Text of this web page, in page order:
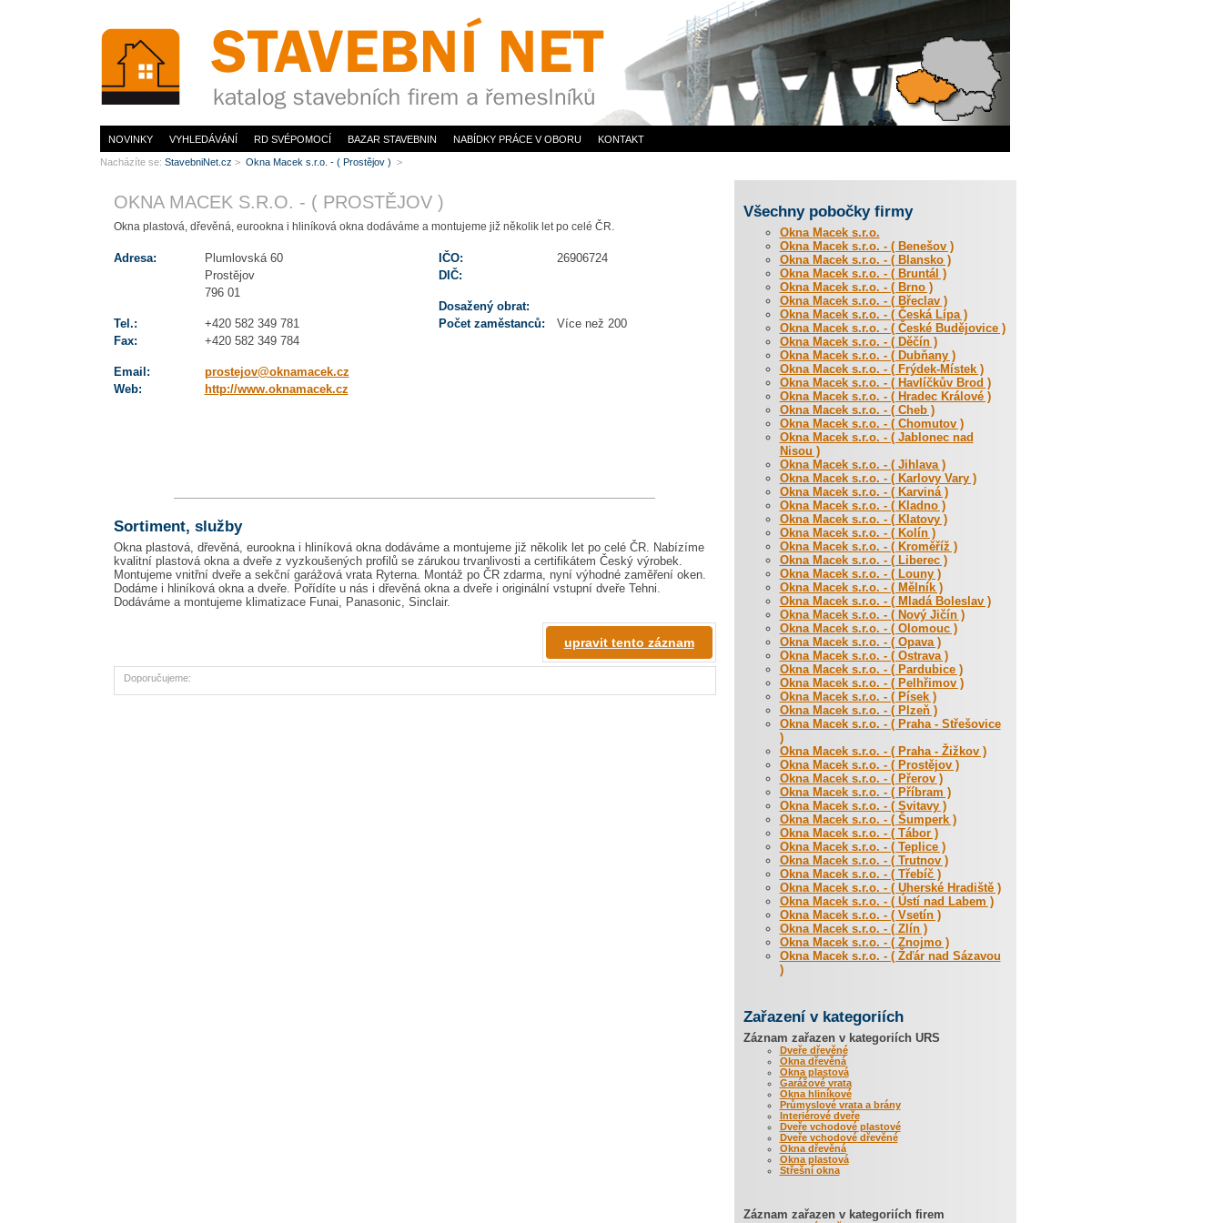
OKNA MACEK S.R.O. - ( PROSTĚJOV )
Okna plastová, dřevěná, eurookna i hliníková okna dodáváme a montujeme již několik let po celé ČR.
Adresa:
Plumlovská 60
Prostějov
796 01
Tel.:
+420 582 349 781
Fax:
+420 582 349 784
Email:
prostejov@oknamacek.cz
Web:
http://www.oknamacek.cz
IČO:
26906724
DIČ:
Dosažený obrat:
Počet zaměstanců:
Více než 200
Sortiment, služby
Okna plastová, dřevěná, eurookna i hliníková okna dodáváme a montujeme již několik let po celé ČR. Nabízíme
kvalitní plastová okna a dveře z vyzkoušených profilů se zárukou trvanlivosti a certifikátem Český výrobek.
Montujeme vnitřní dveře a sekční garážová vrata Ryterna. Montáž po ČR zdarma, nyní výhodné zaměření oken.
Dodáme i hliníková okna a dveře. Pořídíte u nás i dřevěná okna a dveře i originální vstupní dveře Tehni.
Dodáváme a montujeme klimatizace Funai, Panasonic, Sinclair.
upravit tento záznam
Doporučujeme:
Všechny pobočky firmy
Okna Macek s.r.o.
Okna Macek s.r.o. - ( Benešov )
Okna Macek s.r.o. - ( Blansko )
Okna Macek s.r.o. - ( Bruntál )
Okna Macek s.r.o. - ( Brno )
Okna Macek s.r.o. - ( Břeclav )
Okna Macek s.r.o. - ( Česká Lípa )
Okna Macek s.r.o. - ( České Budějovice )
Okna Macek s.r.o. - ( Děčín )
Okna Macek s.r.o. - ( Dubňany )
Okna Macek s.r.o. - ( Frýdek-Místek )
Okna Macek s.r.o. - ( Havlíčkův Brod )
Okna Macek s.r.o. - ( Hradec Králové )
Okna Macek s.r.o. - ( Cheb )
Okna Macek s.r.o. - ( Chomutov )
Okna Macek s.r.o. - ( Jablonec nad
Nisou )
Okna Macek s.r.o. - ( Jihlava )
Okna Macek s.r.o. - ( Karlovy Vary )
Okna Macek s.r.o. - ( Karviná )
Okna Macek s.r.o. - ( Kladno )
Okna Macek s.r.o. - ( Klatovy )
Okna Macek s.r.o. - ( Kolín )
Okna Macek s.r.o. - ( Kroměříž )
Okna Macek s.r.o. - ( Liberec )
Okna Macek s.r.o. - ( Louny )
Okna Macek s.r.o. - ( Mělník )
Okna Macek s.r.o. - ( Mladá Boleslav )
Okna Macek s.r.o. - ( Nový Jičín )
Okna Macek s.r.o. - ( Olomouc )
Okna Macek s.r.o. - ( Opava )
Okna Macek s.r.o. - ( Ostrava )
Okna Macek s.r.o. - ( Pardubice )
Okna Macek s.r.o. - ( Pelhřimov )
Okna Macek s.r.o. - ( Písek )
Okna Macek s.r.o. - ( Plzeň )
Okna Macek s.r.o. - ( Praha - Střešovice
)
Okna Macek s.r.o. - ( Praha - Žižkov )
Okna Macek s.r.o. - ( Prostějov )
Okna Macek s.r.o. - ( Přerov )
Okna Macek s.r.o. - ( Příbram )
Okna Macek s.r.o. - ( Svitavy )
Okna Macek s.r.o. - ( Šumperk )
Okna Macek s.r.o. - ( Tábor )
Okna Macek s.r.o. - ( Teplice )
Okna Macek s.r.o. - ( Trutnov )
Okna Macek s.r.o. - ( Třebíč )
Okna Macek s.r.o. - ( Uherské Hradiště )
Okna Macek s.r.o. - ( Ústí nad Labem )
Okna Macek s.r.o. - ( Vsetín )
Okna Macek s.r.o. - ( Zlín )
Okna Macek s.r.o. - ( Znojmo )
Okna Macek s.r.o. - ( Žďár nad Sázavou
)
Zařazení v kategoriích
Záznam zařazen v kategoriích URS
Dveře dřevěné
Okna dřevěná
Okna plastová
Garážové vrata
Okna hliníkové
Průmyslové vrata a brány
Interiérové dveře
Dveře vchodové plastové
Dveře vchodové dřevěné
Okna dřevěná
Okna plastová
Střešní okna
Záznam zařazen v kategoriích firem
NOVINKY VYHLEDÁVÁNÍ RD SVÉPOMOCÍ BAZAR STAVEBNIN NABÍDKY PRÁCE V OBORU KONTAKT
Nacházíte se: StavebniNet.cz > Okna Macek s.r.o. - ( Prostějov ) >